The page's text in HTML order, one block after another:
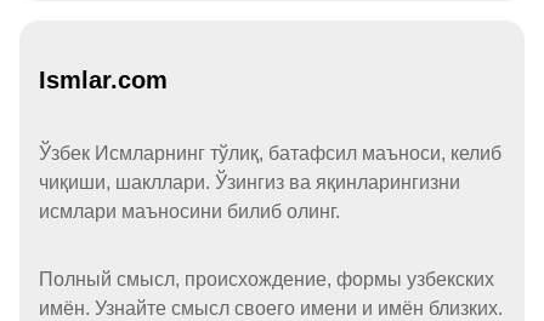
Ismlar.com
Ўзбек Исмларнинг тўлиқ, батафсил маъноси, келиб
чиқиши, шакллари. Ўзингиз ва яқинларингизни
исмлари маъносини билиб олинг.
Полный смысл, происхождение, формы узбекских
имён. Узнайте смысл своего имени и имён близких.